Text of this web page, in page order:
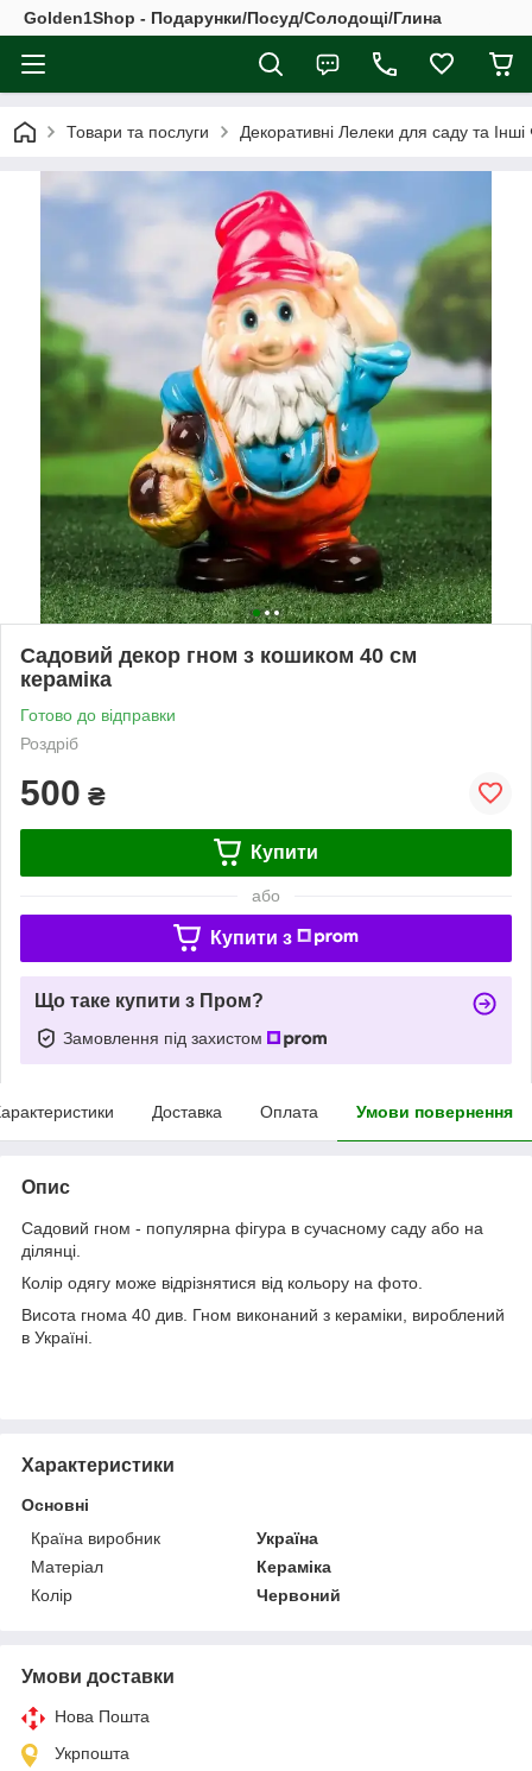
Golden1Shop - Подарунки/Посуд/Солодощі/Глина
Товари та послуги Декоративні Лелеки для саду та Інші
Садовий декор гном з кошиком 40 см
кераміка
Готово до відправки
Роздріб
500 ₴
Купити
або
Купити з
Що таке купити з Пром?
Замовлення під захистом
Доставка Оплата Умови повернення
Опис
Садовий гном - популярна фігура в сучасному саду або на
ділянці.
Колір одягу може відрізнятися від кольору на фото.
Висота гнома 40 див. Гном виконаний з кераміки, вироблений
в Україні.
Характеристики
Основні
Країна виробник
Україна
Матеріал
Кераміка
Колір
Червоний
Умови доставки
Нова Пошта
Укрпошта